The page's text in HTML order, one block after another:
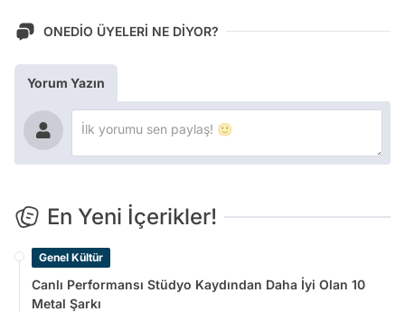
ONEDİO ÜYELERİ NE DİYOR?
Yorum Yazın
En Yeni İçerikler!
Genel Kültür
Canlı Performansı Stüdyo Kaydından Daha İyi Olan 10
Metal Şarkı